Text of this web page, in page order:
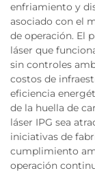
enfriamiento y
asociado con el
de operación. El
láser que
sin controles
costos de
eficiencia
de la huella de
láser IPG sea
iniciativas de
cumplimiento
operación